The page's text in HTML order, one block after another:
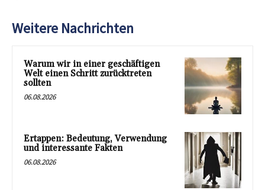
Weitere Nachrichten
Warum wir in einer geschäftigen
Welt einen Schritt zurücktreten
sollten
06.08.2026
Ertappen: Bedeutung, Verwendung
und interessante Fakten
06.08.2026